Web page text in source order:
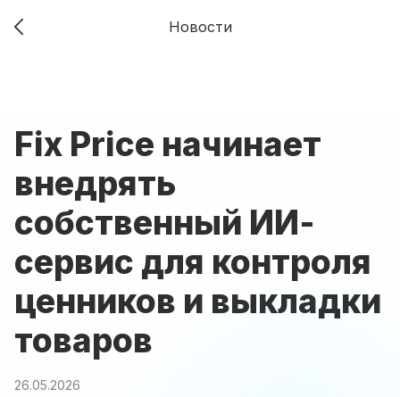
Новости
Fix Price начинает
внедрять
собственный ИИ-
сервис для контроля
ценников и выкладки
товаров
26.05.2026